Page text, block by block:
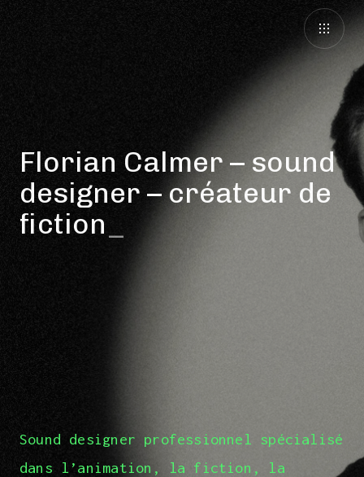
Florian Calmer – sound
designer – créateur de
fictions au
Sound designer professionnel spécialisé
dans l’animation, la fiction, la